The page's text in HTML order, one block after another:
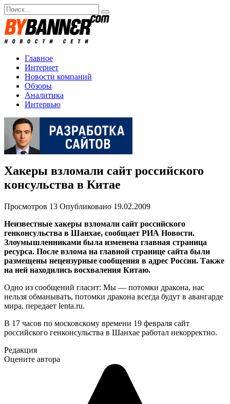
Перейти
к
содержанию
Search
for:
Главное
Интернет
Новости компаний
Обзоры
Аналитика
Интервью
Хакеры взломали сайт российского
консульства в Китае
Просмотров 13 Опубликовано 19.02.2009
Неизвестные хакеры взломали сайт российского
генконсульства в Шанхае, сообщает РИА Новости.
Злоумышленниками была изменена главная страница
ресурса. После взлома на главной странице сайта были
размещены нецензурные сообщения в адрес России. Также
на ней находились восхваления Китаю.
Одно из сообщений гласит: Мы — потомки дракона, нас
нельзя обманывать, потомки дракона всегда будут в авангарде
мира, передает lenta.ru.
В 17 часов по московскому времени 19 февраля сайт
российского генконсульства в Шанхае работал некорректно.
Редакция
Оцените автора